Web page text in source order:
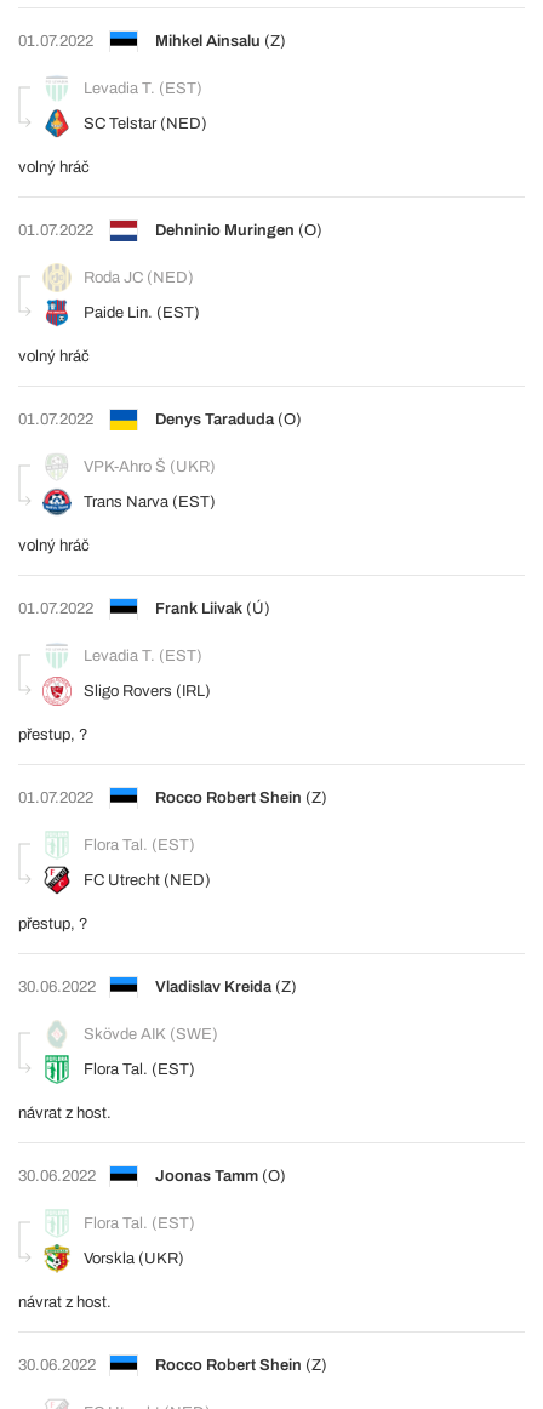
01.07.2022 Mihkel Ainsalu (Z)
Levadia T. (EST)
SC Telstar (NED)
volný hráč
01.07.2022 Dehninio Muringen (O)
Roda JC (NED)
Paide Lin. (EST)
volný hráč
01.07.2022 Denys Taraduda (O)
VPK-Ahro Š (UKR)
Trans Narva (EST)
volný hráč
01.07.2022 Frank Liivak (Ú)
Levadia T. (EST)
Sligo Rovers (IRL)
přestup, ?
01.07.2022 Rocco Robert Shein (Z)
Flora Tal. (EST)
FC Utrecht (NED)
přestup, ?
30.06.2022 Vladislav Kreida (Z)
Skövde AIK (SWE)
Flora Tal. (EST)
návrat z host.
30.06.2022 Joonas Tamm (O)
Flora Tal. (EST)
Vorskla (UKR)
návrat z host.
30.06.2022 Rocco Robert Shein (Z)